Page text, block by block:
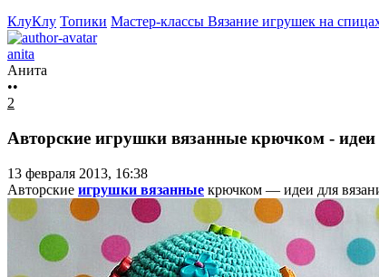
КлуКлу Топики Мастер-классы Вязание игрушек на
anita
Анита
••
2
Авторские игрушки вязанные крючком - идеи
13 февраля 2013, 16:38
Авторские игрушки вязанные крючком — идеи для